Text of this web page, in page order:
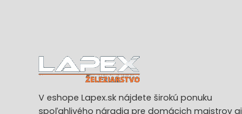
V eshope Lapex.sk nájdete širokú ponuku
spoľahlivého náradia pre domácich majstrov aj